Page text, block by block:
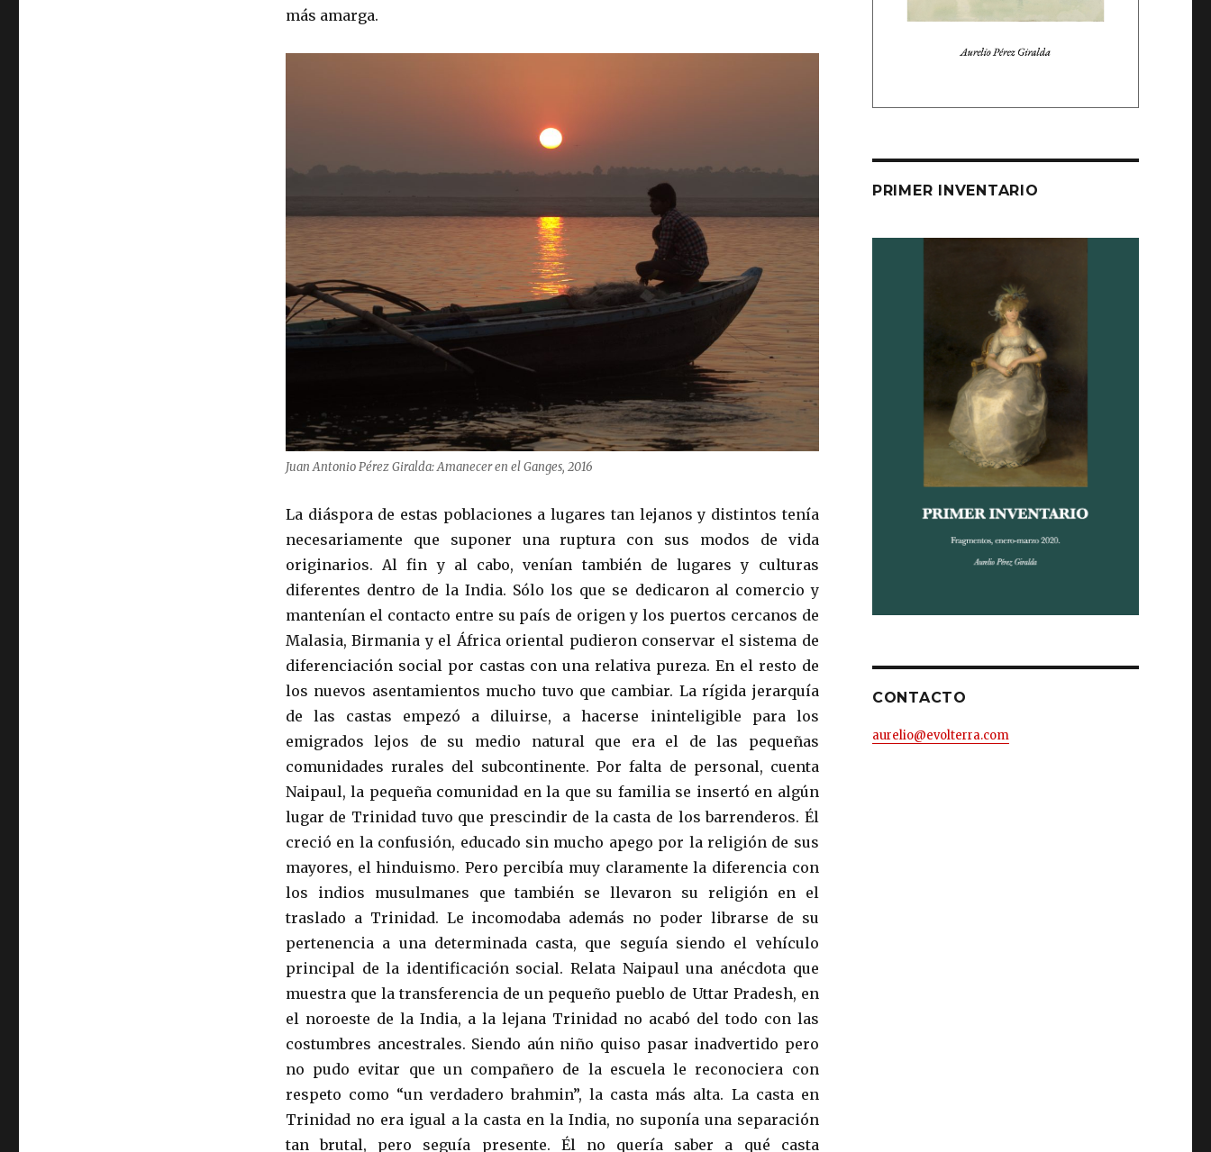
más amarga.
Juan Antonio Pérez Giralda: Amanecer en el Ganges, 2016
La diáspora de estas poblaciones a lugares tan lejanos y distintos tenía
necesariamente que suponer una ruptura con sus modos de vida
originarios. Al fin y al cabo, venían también de lugares y culturas
diferentes dentro de la India. Sólo los que se dedicaron al comercio y
mantenían el contacto entre su país de origen y los puertos cercanos de
Malasia, Birmania y el África oriental pudieron conservar el sistema de
diferenciación social por castas con una relativa pureza. En el resto de
los nuevos asentamientos mucho tuvo que cambiar. La rígida jerarquía
de las castas empezó a diluirse, a hacerse ininteligible para los
emigrados lejos de su medio natural que era el de las pequeñas
comunidades rurales del subcontinente. Por falta de personal, cuenta
Naipaul, la pequeña comunidad en la que su familia se insertó en algún
lugar de Trinidad tuvo que prescindir de la casta de los barrenderos. Él
creció en la confusión, educado sin mucho apego por la religión de sus
mayores, el hinduismo. Pero percibía muy claramente la diferencia con
los indios musulmanes que también se llevaron su religión en el
traslado a Trinidad. Le incomodaba además no poder librarse de su
pertenencia a una determinada casta, que seguía siendo el vehículo
principal de la identificación social. Relata Naipaul una anécdota que
muestra que la transferencia de un pequeño pueblo de Uttar Pradesh, en
el noroeste de la India, a la lejana Trinidad no acabó del todo con las
costumbres ancestrales. Siendo aún niño quiso pasar inadvertido pero
no pudo evitar que un compañero de la escuela le reconociera con
respeto como “un verdadero brahmin”, la casta más alta. La casta en
Trinidad no era igual a la casta en la India, no suponía una separación
tan brutal, pero seguía presente. Él no quería saber a qué casta
PRIMER INVENTARIO
CONTACTO
aurelio@evolterra.com